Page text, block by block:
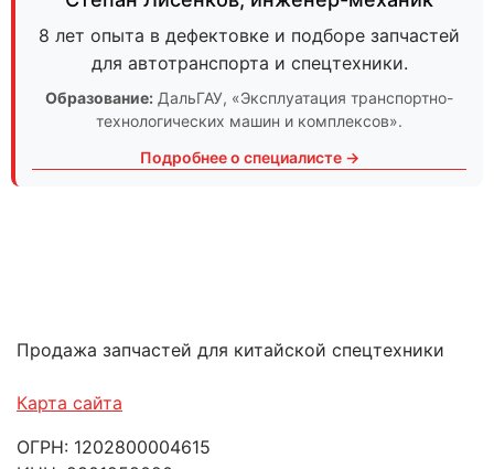
8 лет опыта в дефектовке и подборе запчастей
для автотранспорта и спецтехники.
Образование: ДальГАУ, «Эксплуатация транспортно-
технологических машин и комплексов».
Подробнее о специалисте →
Продажа запчастей для китайской спецтехники
Карта сайта
ОГРН: 1202800004615